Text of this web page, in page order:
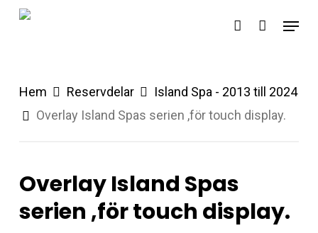
Skip
account
Menu
Hem Reservdelar
Island Spa - 2013 till 2024
Overlay Island Spas serien ,för touch display.
Overlay Island Spas
serien ,för touch display.